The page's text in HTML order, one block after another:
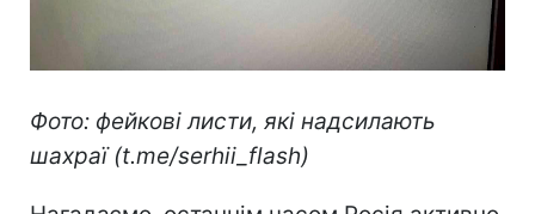
Фото: фейкові листи, які надсилають
шахраї (t.me/serhii_flash)